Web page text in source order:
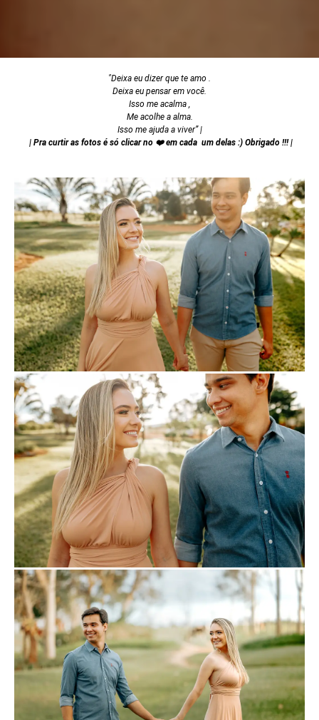
"Deixa eu dizer que te amo .
Deixa eu pensar em você.
Isso me acalma ,
Me acolhe a alma.
Isso me ajuda a viver” |
| Pra curtir as fotos é só clicar no ❤️ em cada um delas :) Obrigado !!! |